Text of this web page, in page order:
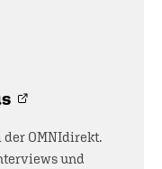
OMNIdirekt.
und